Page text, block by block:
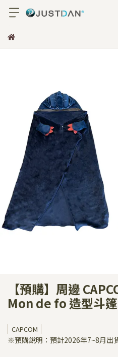
【預購】周邊
Mon de fo 造型斗篷
CAPCOM
※預購說明：預計2026年7~8月出